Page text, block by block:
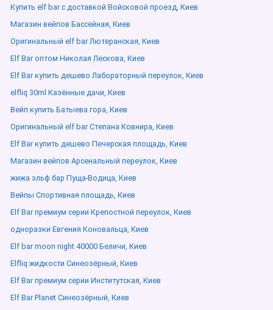
Купить elf bar с доставкой Войсковой проезд, Киев
Магазин вейпов Бассейная, Киев
Оригинальный elf bar Лютеранская, Киев
Elf Bar оптом Николая Лескова, Киев
Elf Bar купить дешево Лабораторный переулок, Киев
elfliq 30ml Казённые дачи, Киев
Вейп купить Батыева гора, Киев
Оригинальный elf bar Степана Ковнира, Киев
Elf Bar купить дешево Печерская площадь, Киев
Магазин вейпов Арсенальный переулок, Киев
жижа эльф бар Пуща-Водица, Киев
Вейпы Спортивная площадь, Киев
Elf Bar премиум серии Крепостной переулок, Киев
одноразки Евгения Коновальца, Киев
Elf bar moon night 40000 Беличи, Киев
Elfliq жидкости Синеозёрный, Киев
Elf Bar премиум серии Институтская, Киев
Elf Bar Planet Синеозёрный, Киев